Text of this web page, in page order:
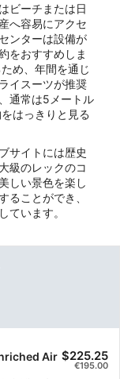
ビーチまたは日
へ容易にアクセ
ンターは設備が
をおすすめしま
め、年間を通じ
イスーツが推奨
通常は5メートル
はっきりと見る
サイトには歴史
級のレックのコ
しい景色を楽し
ることができ、
ています。
Air $225.25
€195.00